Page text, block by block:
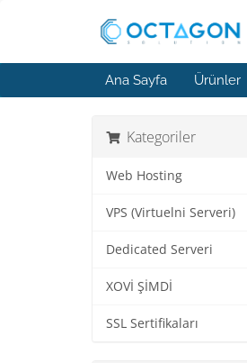
Ana Sayfa Ürünler
Kategoriler
Web Hosting
VPS (Virtuelni Serveri)
Dedicated Serveri
XOVİ ŞİMDİ
SSL Sertifikaları